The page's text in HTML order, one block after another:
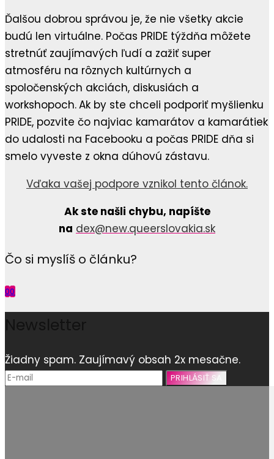
Ďalšou dobrou správou je, že nie všetky akcie
budú len virtuálne. Počas PRIDE týždňa môžete
stretnúť zaujímavých ľudí a zažiť super
atmosféru na rôznych kultúrnych a
spoločenských akciách, diskusiách a
workshopoch.Ak by ste chceli podporiť myšlienku
PRIDE, pozvite čo najviac kamarátov a kamarátiek
do udalosti na Facebooku a počas PRIDE dňa si
smelo vyveste z okna dúhovú zástavu.
Vďaka vašej podpore vznikol tento článok.
Ak ste našli chybu, napíšte
na dex@new.queerslovakia.sk
Čo si myslíš o článku?
00
Žiadny spam. Zaujímavý obsah 2x mesačne.